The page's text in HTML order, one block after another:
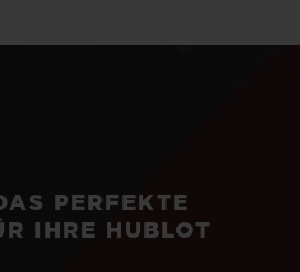
PERFEKTE
IHRE HUBLOT